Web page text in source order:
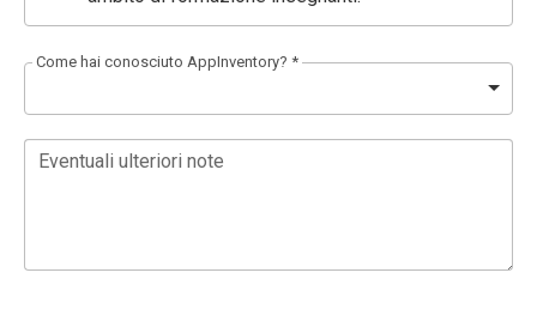
Come hai conosciuto AppInventory? *
Eventuali ulteriori note